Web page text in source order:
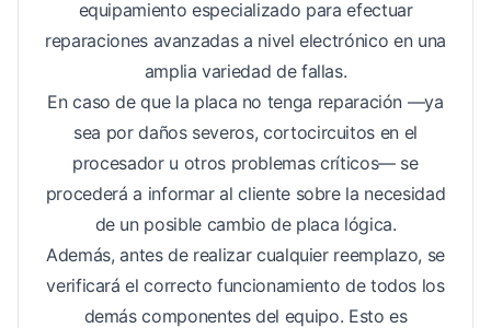
equipamiento especializado para efectuar
reparaciones avanzadas a nivel electrónico en una
amplia variedad de fallas.
En caso de que la placa no tenga reparación —ya
sea por daños severos, cortocircuitos en el
procesador u otros problemas críticos— se
procederá a informar al cliente sobre la necesidad
de un posible cambio de placa lógica.
Además, antes de realizar cualquier reemplazo, se
verificará el correcto funcionamiento de todos los
demás componentes del equipo. Esto es